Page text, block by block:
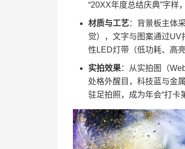
“20XX年度总结庆典”字样
​材质与工艺​：背景板主体
觉），文字与图案通过UV
性LED灯带（低功耗、高
​实拍效果​：从实拍图（
处格外醒目，科技蓝与金
驻足拍照，成为年会“打卡